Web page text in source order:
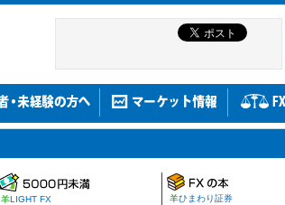
羊LIGHT FX
羊ひまわり証券